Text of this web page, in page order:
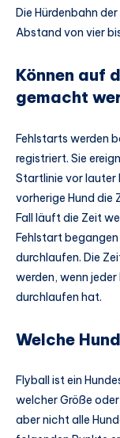
Die Hürdenbahn
Abstand von vier
Können auf
gemacht
Fehlstarts werden
registriert. Sie
Startlinie vor lauter
vorherige Hund die
Fall läuft die Zeit
Fehlstart
durchlaufen. Die
werden, wenn
durchlaufen hat.
Welche
Flyball ist ein
welcher Größe
aber nicht alle